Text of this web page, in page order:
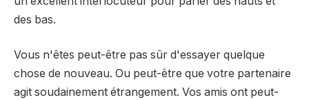
des bas.
Vous n'êtes peut-être pas sûr d'essayer quelque
chose de nouveau. Ou peut-être que votre partenaire
agit soudainement étrangement. Vos amis ont peut-